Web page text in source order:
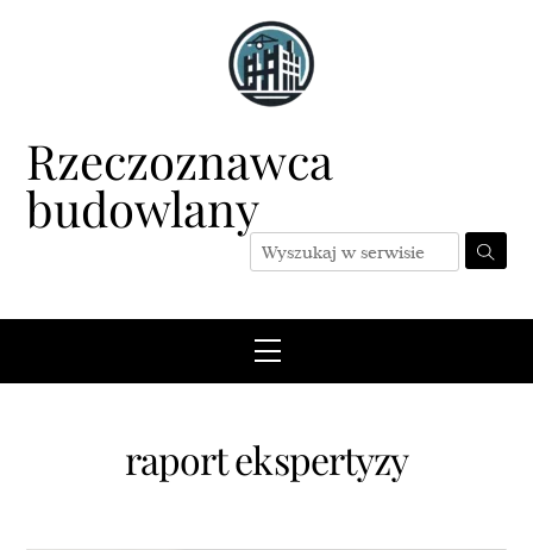
Rzeczoznawca
budowlany
Menu
raport ekspertyzy